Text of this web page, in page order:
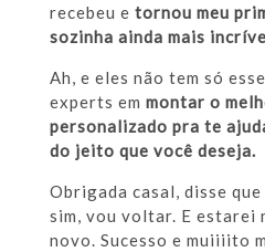
recebeu e tornou meu
sozinha ainda mais
Ah, e eles não tem só
experts em montar o
personalizado pra te
do jeito que você deseja.
Obrigada casal, disse
sim, vou voltar. E estarei
novo. Sucesso e muiiiito